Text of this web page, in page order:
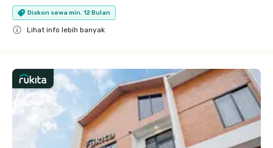
Diskon sewa min. 12 Bulan
Lihat info lebih banyak